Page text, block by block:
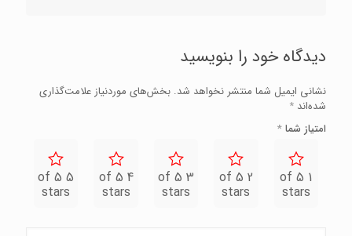
دیدگاه خود را بنویسید
نشانی ایمیل شما منتشر نخواهد شد. بخش‌های موردنیاز علامت‌گذاری
شده‌اند *
امتیاز شما*
1 of 5
stars
2 of 5
stars
3 of 5
stars
4 of 5
stars
5 of 5
stars